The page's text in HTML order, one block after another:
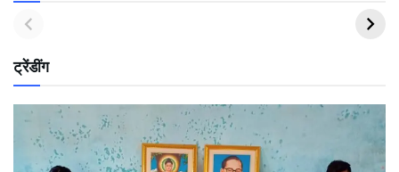
ट्रेंडींग